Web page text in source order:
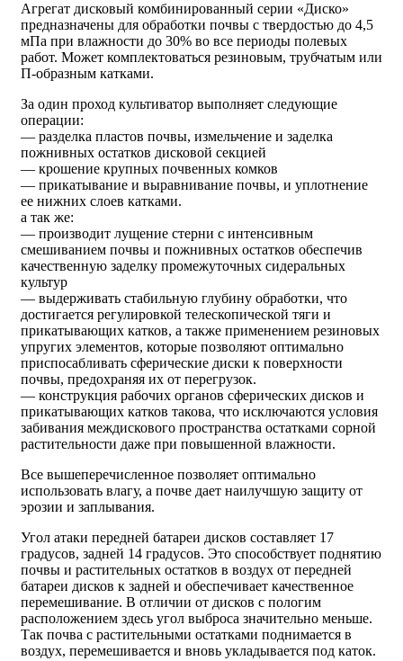
Агрегат дисковый комбинированный серии «Диско»
предназначены для обработки почвы с твердостью до 4,5
мПа при влажности до 30% во все периоды полевых
работ. Может комплектоваться резиновым, трубчатым или
П-образным катками.
За один проход культиватор выполняет следующие
операции:
— разделка пластов почвы, измельчение и заделка
пожнивных остатков дисковой секцией
— крошение крупных почвенных комков
— прикатывание и выравнивание почвы, и уплотнение
ее нижних слоев катками.
а так же:
— производит лущение стерни с интенсивным
смешиванием почвы и пожнивных остатков обеспечив
качественную заделку промежуточных сидеральных
культур
— выдерживать стабильную глубину обработки, что
достигается регулировкой телескопической тяги и
прикатывающих катков, а также применением резиновых
упругих элементов, которые позволяют оптимально
приспосабливать сферические диски к поверхности
почвы, предохраняя их от перегрузок.
— конструкция рабочих органов сферических дисков и
прикатывающих катков такова, что исключаются условия
забивания междискового пространства остатками сорной
растительности даже при повышенной влажности.
Все вышеперечисленное позволяет оптимально
использовать влагу, а почве дает наилучшую защиту от
эрозии и заплывания.
Угол атаки передней батареи дисков составляет 17
градусов, задней 14 градусов. Это способствует поднятию
почвы и растительных остатков в воздух от передней
батареи дисков к задней и обеспечивает качественное
перемешивание. В отличии от дисков с пологим
расположением здесь угол выброса значительно меньше.
Так почва с растительными остатками поднимается в
воздух, перемешивается и вновь укладывается под каток.